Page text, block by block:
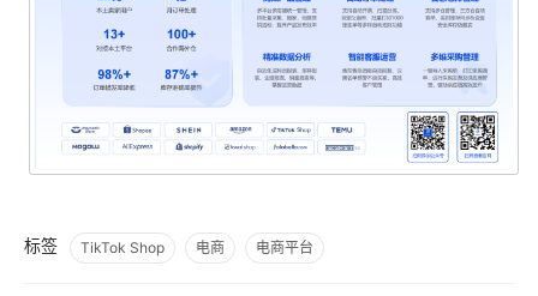
标签 TikTok Shop 电商 电商平台